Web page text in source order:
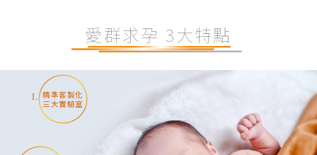
愛群求孕 3大特點
1. 精準客製化
三大實驗室